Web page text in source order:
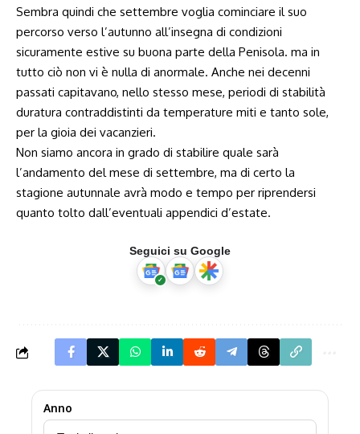
Sembra quindi che settembre voglia cominciare il suo
percorso verso l’autunno all’insegna di condizioni
sicuramente estive su buona parte della Penisola. ma in
tutto ciò non vi è nulla di anormale. Anche nei decenni
passati capitavano, nello stesso mese, periodi di stabilità
duratura contraddistinti da temperature miti e tanto sole,
per la gioia dei vacanzieri.
Non siamo ancora in grado di stabilire quale sarà
l’andamento del mese di settembre, ma di certo la
stagione autunnale avrà modo e tempo per riprendersi
quanto tolto dall’eventuali appendici d’estate.
Seguici su Google
Anno